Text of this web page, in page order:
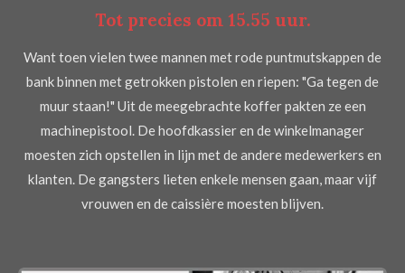
Tot precies om 15.55 uur.
Want toen vielen twee mannen met rode puntmutskappen de
bank binnen met getrokken pistolen en riepen: "Ga tegen de
muur staan!" Uit de meegebrachte koffer pakten ze een
machinepistool. De hoofdkassier en de winkelmanager
moesten zich opstellen in lijn met de andere medewerkers en
klanten. De gangsters lieten enkele mensen gaan, maar vijf
vrouwen en de caissière moesten blijven.